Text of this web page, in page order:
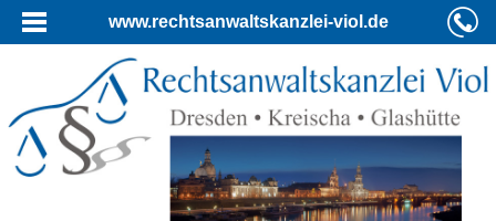
www.rechtsanwaltskanzlei-viol.de